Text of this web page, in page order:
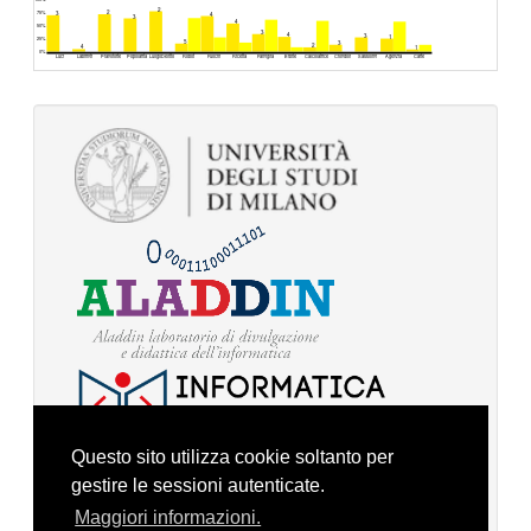
Questo sito utilizza cookie soltanto per
gestire le sessioni autenticate.
Maggiori informazioni.
3
4
2
3
2
5
4
4
3
4
2
3
3 1
1
Luci Labirinti Pianoforte Popolarita LuogoDelitto Robot Fuochi Ricetta Famiglia Bibite Calcolatrice Ciondoli Sassolini Agenzia Carte
0%
25%
50%
75%